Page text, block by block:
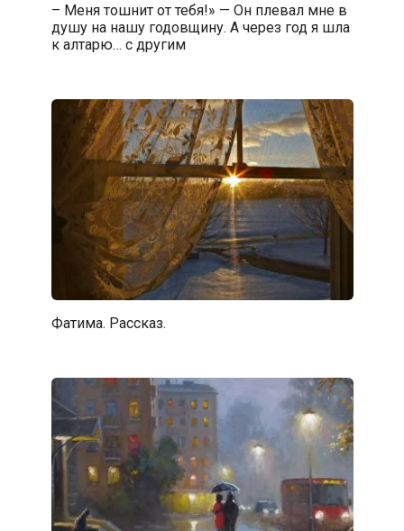
– Меня тошнит от тебя!» — Он плевал мне в
душу на нашу годовщину. А через год я шла
к алтарю… с другим
Фатима. Рассказ.